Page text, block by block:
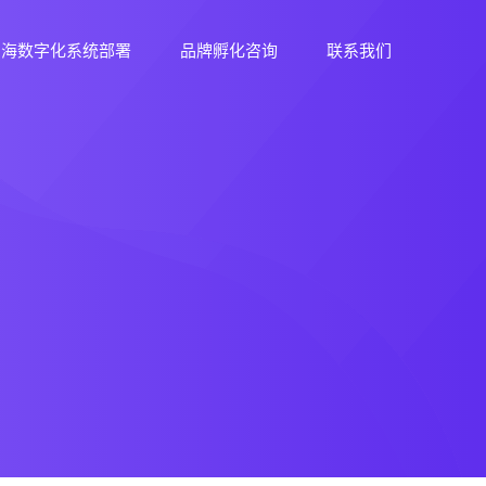
数字化系统部署 品牌孵化咨询 联系我们